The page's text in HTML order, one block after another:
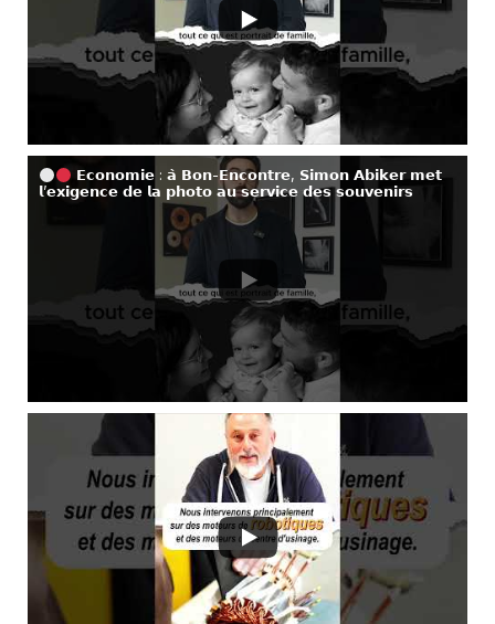
𝗘𝗰𝗼𝗻𝗼𝗺𝗶𝗲 : 𝗮̀ 𝗕𝗼𝗻-𝗘𝗻𝗰𝗼𝗻𝘁𝗿𝗲, 𝗦𝗶𝗺𝗼𝗻 𝗔𝗯𝗶𝗸𝗲𝗿 𝗺𝗲𝘁
𝗹’𝗲𝘅𝗶𝗴𝗲𝗻𝗰𝗲 𝗱𝗲 𝗹𝗮 𝗽𝗵𝗼𝘁𝗼 𝗮𝘂 𝘀𝗲𝗿𝘃𝗶𝗰𝗲 𝗱𝗲𝘀 𝘀𝗼𝘂𝘃𝗲𝗻𝗶𝗿𝘀